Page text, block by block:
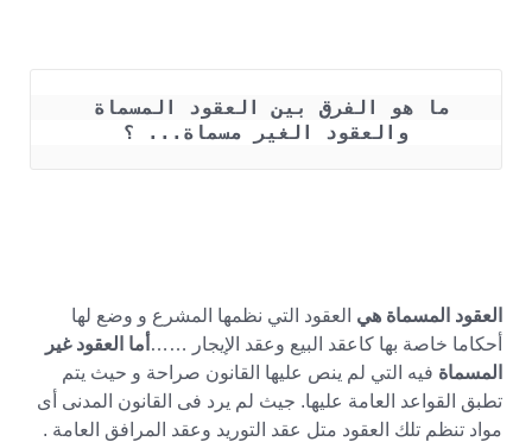
والعقود الغير مسماة... ؟
العقود المسماة هي العقود التي نظمها المشرع و وضع لها
أحكاما خاصة بها كاعقد البيع وعقد الإيجار …… أما العقود غير
المسماة فيه التي لم ينص عليها القانون صراحة و حيث يتم
تطبق القواعد العامة عليها. جيث لم يرد فى القانون المدنى أى
مواد تنظم تلك العقود متل عقد التوريد وعقد المرافق العامة .